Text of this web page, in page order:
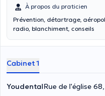
À propos du praticien
Prévention, détartrage,
radio, blanchiment, conseils
Cabinet 1
YoudentalRue de l'église